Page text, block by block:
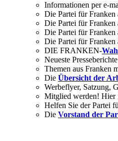
Informationen per e-
Die Partei für Franken
Die Partei für Franken
Die Partei für Franken
Die Partei für Franken
DIE FRANKEN-
Neueste
Themen aus Franken
Die Übersicht der
Werbeflyer, Satzung,
Mitglied werden! Hier
Helfen Sie der Partei
Die Vorstand der